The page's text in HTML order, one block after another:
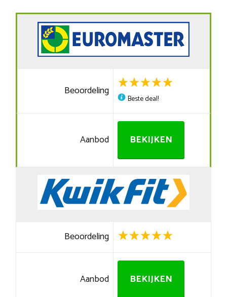
Beoordeling
Beste deal!
Aanbod BEKIJKEN
Beoordeling
Aanbod BEKIJKEN